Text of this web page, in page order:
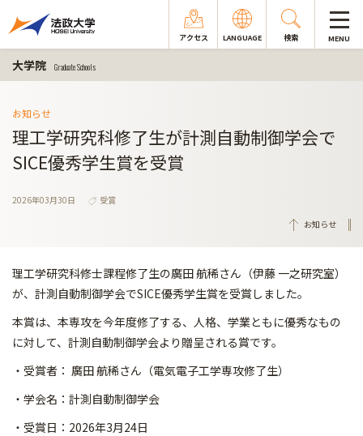
アクセス LANGUAGE 検索 MENU
大学院 Graduate Schools
お知らせ
理工学研究科修了生が計測自動制御学会で
SICE優秀学生賞を受賞
2026年03月30日
受賞
お知らせ
理工学研究科修士課程修了生の廣田 航稀さん（伊藤 一之研究室）
が、計測自動制御学会でSICE優秀学生賞を受賞しました。
本賞は、本専攻を今年度修了する、人格、学業ともに優秀なもの
に対して、計測自動制御学会より贈呈される賞です。
・受賞者： 廣田 航稀さん（電気電子工学専攻修了生）
・学会名：計測自動制御学会
・受賞日：2026年3月24日